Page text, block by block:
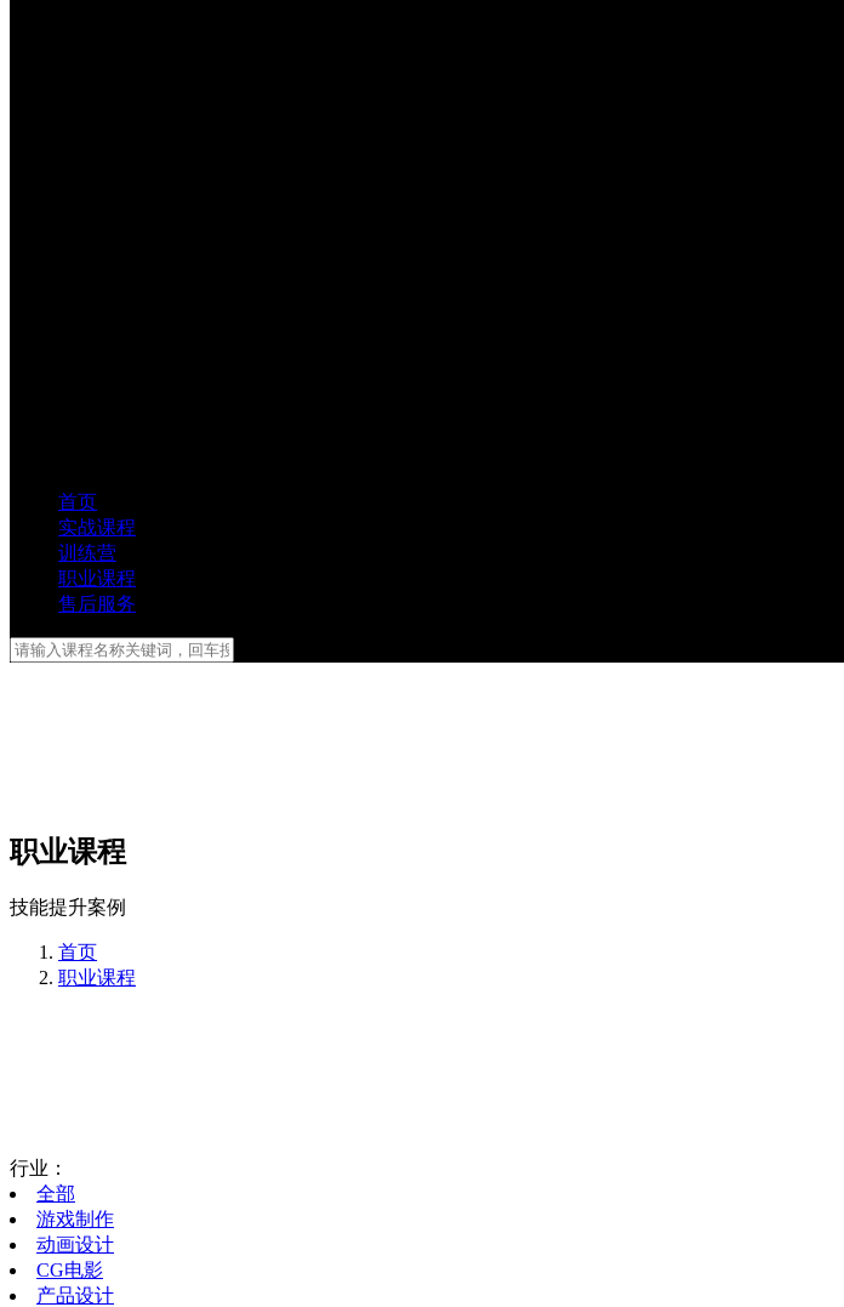
首页
实战课程
训练营
职业课程
售后服务
职业课程
技能提升案例
首页
职业课程
行业：
全部
游戏制作
动画设计
CG电影
产品设计